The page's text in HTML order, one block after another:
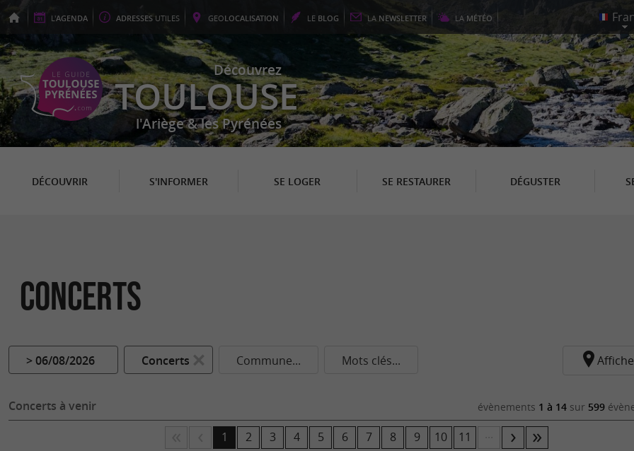
L'AGENDA ADRESSES UTILES GEOLOCALISATION LE BLOG LA NEWSLETTER LA MÉTÉO
Découvrez
TOULOUSE
l'Ariège & les Pyrénées
DÉCOUVRIR S'INFORMER SE LOGER SE RESTAURER DÉGUSTER
Concerts
> 06/08/2026 Concerts Commune... Mots clés...
Concerts à venir évènements 1 à 14 sur 599
1 2 3 4 5 6 7 8 9 10 11